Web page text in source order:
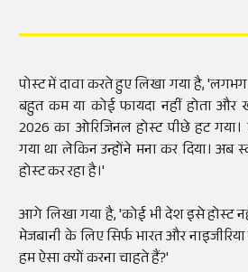
पोस्ट में दावा करते हुए लिखा गया है,
बहुत कम या कोई फायदा नहीं होता और
2026 का ओरिजिनल होस्ट पीछे हट
गया था लेकिन उन्होंने मना कर दिया। अब
होस्ट कर रहा है।'
आगे लिखा गया है, 'कोई भी देश इसे होस्ट
मेजबानी के लिए सिर्फ भारत और
हम ऐसा क्यों करना चाहते हैं?'